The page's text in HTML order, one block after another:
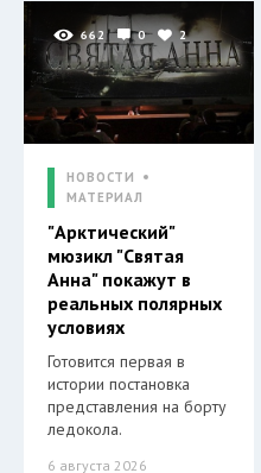
662 0 2
НОВОСТИ
МАТЕРИАЛ
"Арктический"
мюзикл "Святая
Анна" покажут в
реальных полярных
условиях
Готовится первая в
истории постановка
представления на борту
ледокола.
6 августа 2026